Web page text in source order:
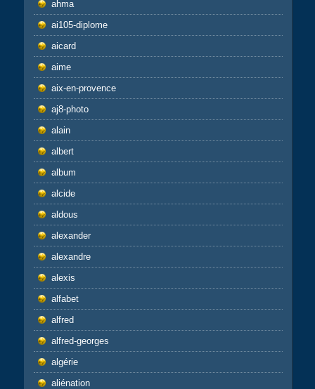
ahma
ai105-diplome
aicard
aime
aix-en-provence
aj8-photo
alain
albert
album
alcide
aldous
alexander
alexandre
alexis
alfabet
alfred
alfred-georges
algérie
aliénation